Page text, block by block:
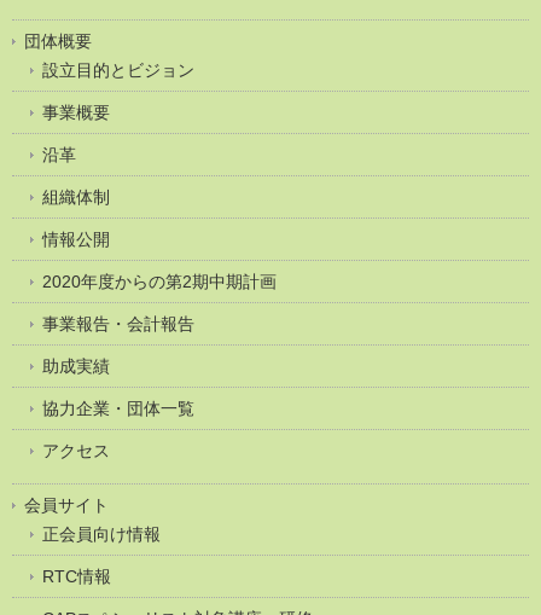
団体概要
設立目的とビジョン
事業概要
沿革
組織体制
情報公開
2020年度からの第2期中期計画
事業報告・会計報告
助成実績
協力企業・団体一覧
アクセス
会員サイト
正会員向け情報
RTC情報